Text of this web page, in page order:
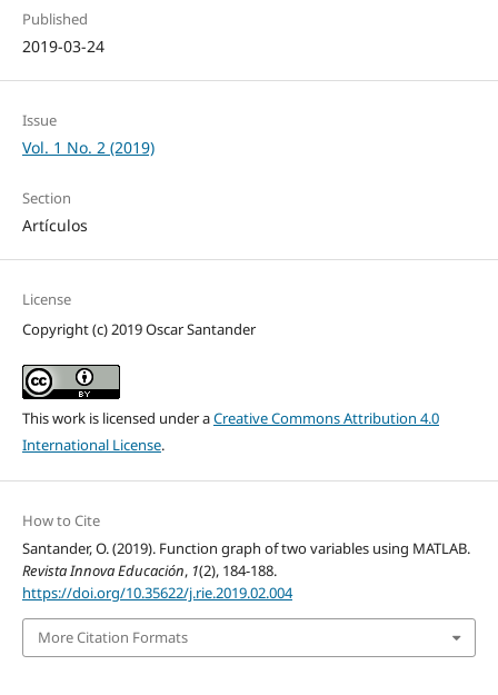
Published
2019-03-24
Issue
Vol. 1 No. 2 (2019)
Section
Artículos
License
Copyright (c) 2019 Oscar Santander
This work is licensed under aCreative Commons Attribution 4.0
International License.
How to Cite
Santander, O. (2019). Function graph of two variables using MATLAB.
Revista Innova Educación, 1(2), 184-188.
https://doi.org/10.35622/j.rie.2019.02.004
More Citation Formats